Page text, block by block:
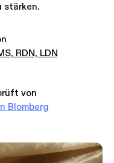
stärken.
RDN, LDN
von
Blomberg